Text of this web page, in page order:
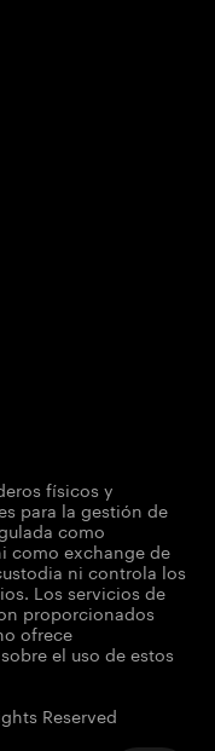
físicos y
para la gestión de
como
como exchange de
ni controla los
Los servicios de
proporcionados
ofrece
el uso de estos